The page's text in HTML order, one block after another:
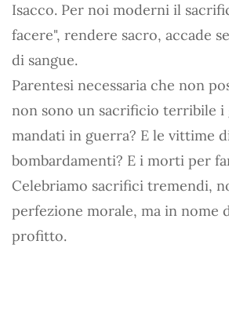
Isacco. Per noi moderni il
facere", rendere sacro, accade
di sangue.
Parentesi necessaria che non
non sono un sacrificio terribile i
mandati in guerra? E le vittime
bombardamenti? E i morti per
Celebriamo sacrifici tremendi,
perfezione morale, ma in nome
profitto.